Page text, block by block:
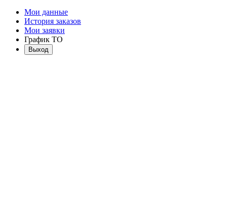
Мои данные
История заказов
Мои заявки
График ТО
Выход